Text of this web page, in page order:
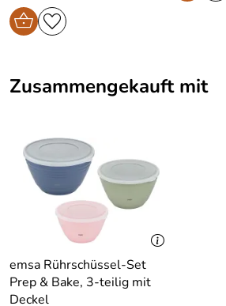
Zusammengekauft mit
emsa Rührschüssel-Set
Prep & Bake, 3-teilig mit
Deckel